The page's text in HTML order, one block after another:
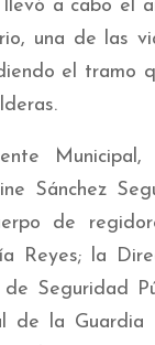
a cabo el
una de las
el tramo
Sánchez
de
Reyes; la
de Seguridad
de la